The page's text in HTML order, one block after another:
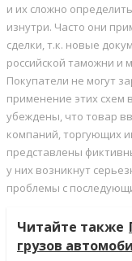
и их сложно
изнутри. Часто они
сделки, т.к. новые
российской таможни и
Покупатели не могут
применение этих схем
убеждены, что товар
компаний, торгующих
представлены
у них возникнут
проблемы с
Читайте также
грузов